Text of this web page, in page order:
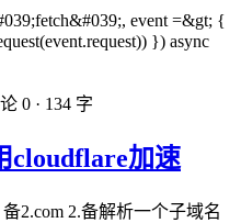
event =&gt; {
}) async
0 · 134 字
cloudflare加速
2.com 2.备解析一个子域名